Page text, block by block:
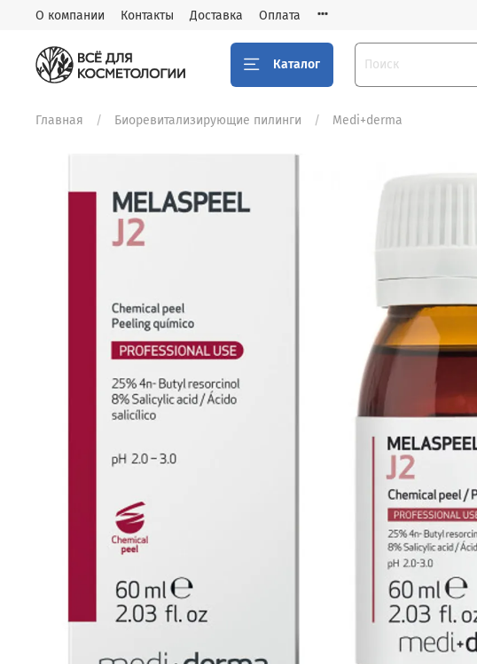
О компании Контакты Доставка Оплата
Каталог
Главная Биоревитализирующие пилинги Medi+derma